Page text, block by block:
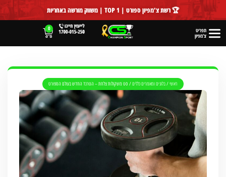
לתוכן 🏆 רשת צ'מפיון ספורט | TOP 1 | משווק מורשה באחריות
תפריט
צ'מפיון
0
ראשי/בלוגים ומאמרים כללים/ סט משקולות צלחת – הטרנד החדש בעולם הספורט